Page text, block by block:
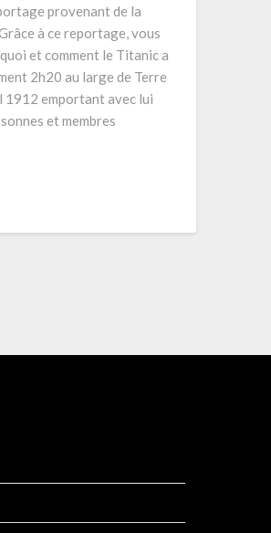
provenant de la
à ce reportage, vous
et comment le Titanic a
2h20 au large de Terre
1912 emportant avec lui
et membres